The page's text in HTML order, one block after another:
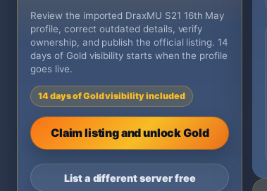
Review the imported DraxMU S21 16th May
profile, correct outdated details, verify
ownership, and publish the official listing. 14
days of Gold visibility starts when the profile
goes live.
14 days of Gold visibility included
Claim listing and unlock Gold
List a different server free